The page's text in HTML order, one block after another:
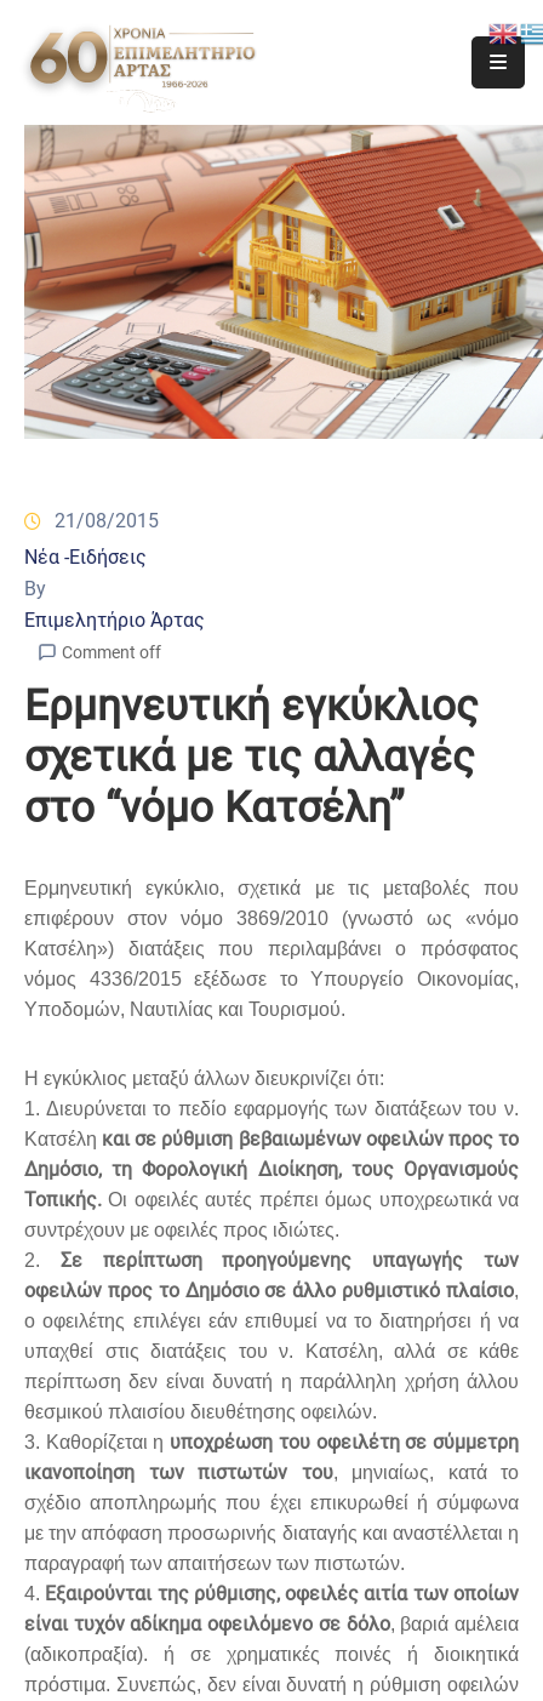
21/08/2015
Νέα -Ειδήσεις
By
Επιμελητήριο Άρτας
Comment off
Ερμηνευτική εγκύκλιος
σχετικά με τις αλλαγές
στο “νόμο Κατσέλη”
Ερμηνευτική εγκύκλιο, σχετικά με τις μεταβολές που
επιφέρουν στον νόμο 3869/2010 (γνωστό ως «νόμο
Κατσέλη») διατάξεις που περιλαμβάνει ο πρόσφατος
νόμος 4336/2015 εξέδωσε τοΥπουργείο Οικονομίας,
Υποδομών, Ναυτιλίας και Τουρισμού.
Η εγκύκλιος μεταξύ άλλων διευκρινίζει ότι:
1. Διευρύνεται το πεδίο εφαρμογής των διατάξεων του ν.
Κατσέλη και σε ρύθμιση βεβαιωμένων οφειλών προς το
Δημόσιο, τη Φορολογική Διοίκηση, τους Οργανισμούς
Τοπικής. Οι οφειλές αυτές πρέπει όμως υποχρεωτικά να
συντρέχουν με οφειλές προς ιδιώτες.
2. Σε περίπτωση προηγούμενης υπαγωγής των
οφειλών προς το Δημόσιο σε άλλο ρυθμιστικό πλαίσιο,
ο οφειλέτης επιλέγει εάν επιθυμεί να το διατηρήσει ή να
υπαχθεί στις διατάξεις του ν. Κατσέλη, αλλά σε κάθε
περίπτωση δεν είναι δυνατή η παράλληλη χρήση άλλου
θεσμικού πλαισίου διευθέτησης οφειλών.
3. Καθορίζεται η υποχρέωση του οφειλέτη σε σύμμετρη
ικανοποίηση των πιστωτών του, μηνιαίως, κατά το
σχέδιο αποπληρωμής που έχει επικυρωθεί ή σύμφωνα
με την απόφαση προσωρινής διαταγής και αναστέλλεται η
παραγραφή των απαιτήσεων των πιστωτών.
4. Εξαιρούνται της ρύθμισης, οφειλές αιτία των οποίων
είναι τυχόν αδίκημα οφειλόμενο σε δόλο, βαριά αμέλεια
(αδικοπραξία). ή σε χρηματικές ποινές ή διοικητικά
πρόστιμα. Συνεπώς, δεν είναι δυνατή η ρύθμιση οφειλών